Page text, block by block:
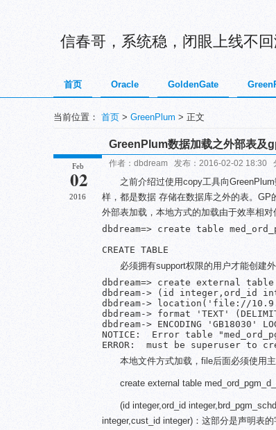
信春哥，系统稳，闭眼上线不回
首页 Oracle GoldenGate
当前位置： 首页 > GreenPlum > 正文
GreenPlum数据加载之外部表及
Feb
02
2016
作者：dbdream 发布：2016-02-02 18:30
之前介绍过使用copy工具向
样，都是数据 存储在数据库之外的表。
外部表加载，本地方式的加载由于效率相
dbdream=> create table
必须拥有support权限的用户才能创建
dbdream=> create external table
dbdream-> (id integer,ord_id
dbdream-> location('file://
dbdream-> format 'TEXT'
dbdream-> ENCODING 'GB18030'
NOTICE:  Error table
本地文件方式加载，file后面必须使用
create external table
(id integer,ord_id
integer,cust_id integer)：这部分是声明表的